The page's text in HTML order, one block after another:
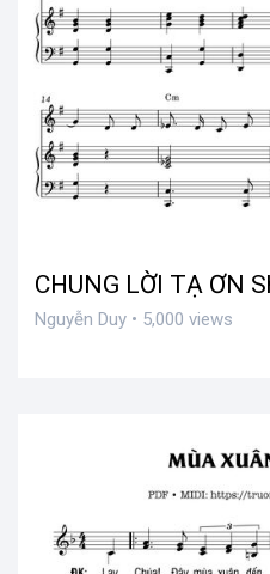
CHUNG LỜI TẠ ƠN
Nguyễn Duy • 5,000 views